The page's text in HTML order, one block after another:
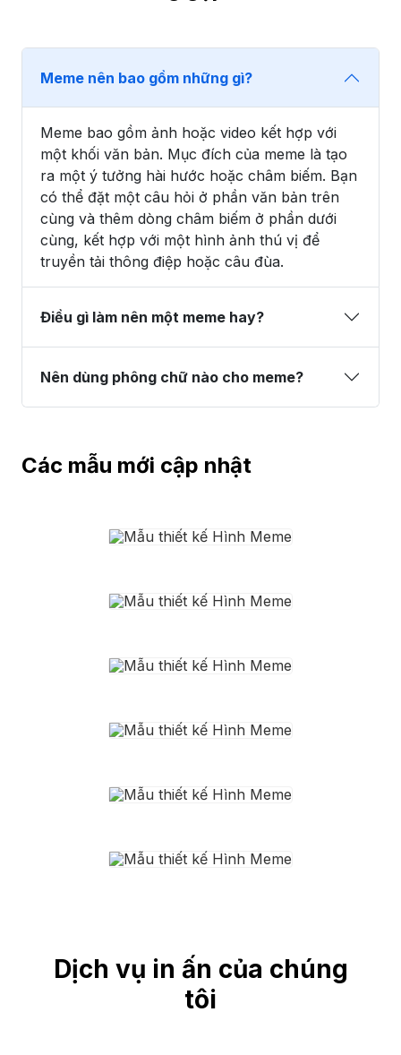
Meme nên bao gồm những gì?
Meme bao gồm ảnh hoặc video kết hợp với
một khối văn bản. Mục đích của meme là tạo
ra một ý tưởng hài hước hoặc châm biếm. Bạn
có thể đặt một câu hỏi ở phần văn bản trên
cùng và thêm dòng châm biếm ở phần dưới
cùng, kết hợp với một hình ảnh thú vị để
truyền tải thông điệp hoặc câu đùa.
Điều gì làm nên một meme hay?
Nên dùng phông chữ nào cho meme?
Các mẫu mới cập nhật
Dịch vụ in ấn của chúng
tôi